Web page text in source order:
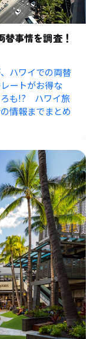
事情を調査！
ハワイでの両替
ートがお得な
ろも!? ハワイ旅
情報までまとめ